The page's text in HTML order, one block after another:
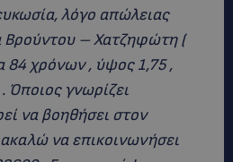
λόγο απώλειας
Βρούντου – Χατζηφώτη (
84 χρόνων , ύψος 1,75 ,
Όποιος γνωρίζει
να βοηθήσει στον
να επικοινωνήσει